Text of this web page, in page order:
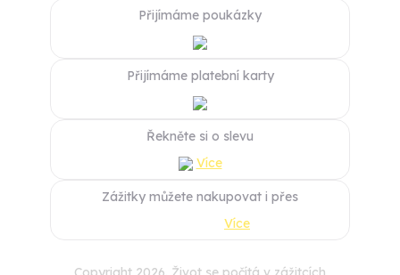
Přijímáme poukázky
Přijímáme platební karty
Řekněte si o slevu
Více
Zážitky můžete nakupovat i přes
Více